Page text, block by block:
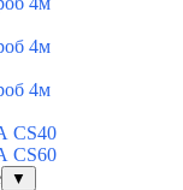
4м
4м
CS40
CS60
▼